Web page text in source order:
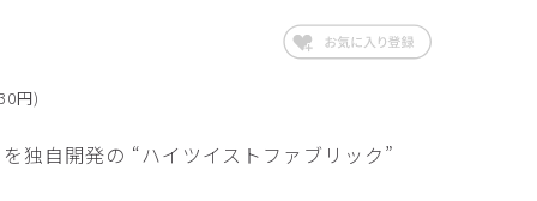
円)
独自開発の “ハイツイストファブリック”